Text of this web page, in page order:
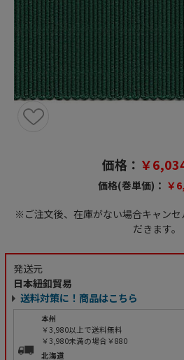
価格： ￥
価格(巻単価)： ￥
※ご注文後、在庫がない場合キャン
だきます。
発送元
日本紐釦貿易
送料対策に！商品はこちら
本州
￥3,980以上で送料無料
￥3,980未満の場合￥880
北海道